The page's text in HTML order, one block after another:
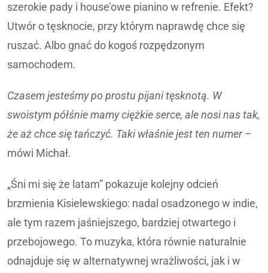
szerokie pady i house’owe pianino w refrenie. Efekt?
Utwór o tęsknocie, przy którym naprawdę chce się
ruszać. Albo gnać do kogoś rozpędzonym
samochodem.
Czasem jesteśmy po prostu pijani tęsknotą. W
swoistym półśnie mamy ciężkie serce, ale nosi nas tak,
że aż chce się tańczyć. Taki właśnie jest ten numer–
mówi Michał.
„Śni mi się że latam” pokazuje kolejny odcień
brzmienia Kisielewskiego: nadal osadzonego w indie,
ale tym razem jaśniejszego, bardziej otwartego i
przebojowego. To muzyka, która równie naturalnie
odnajduje się w alternatywnej wrażliwości, jak i w